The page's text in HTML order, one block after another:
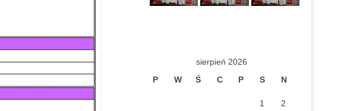
sierpień 2026
P
W Ś C P S N
1 2